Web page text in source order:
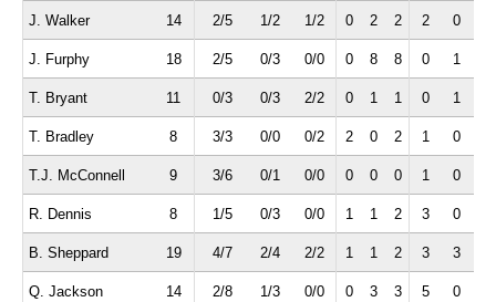
J. Walker 14 2/5 1/2 1/2 0 2 2 2 0
J. Furphy 18 2/5 0/3 0/0 0 8 8 0 1
T. Bryant 11 0/3 0/3 2/2 0 1 1 0 1
T. Bradley 8 3/3 0/0 0/2 2 0 2 1 0
T.J. McConnell 9 3/6 0/1 0/0 0 0 0 1 0
R. Dennis 8 1/5 0/3 0/0 1 1 2 3 0
B. Sheppard 19 4/7 2/4 2/2 1 1 2 3 3
Q. Jackson 14 2/8 1/3 0/0 0 3 3 5 0